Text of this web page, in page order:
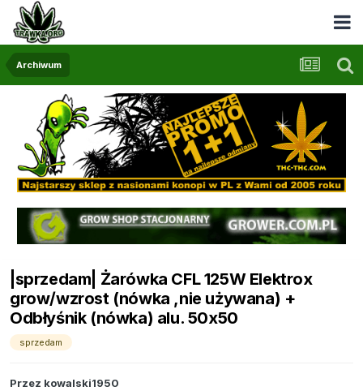
Archiwum
|sprzedam| Żarówka CFL 125W Elektrox
grow/wzrost (nówka ,nie używana) +
Odbłyśnik (nówka) alu. 50x50
sprzedam
Przez kowalski1950